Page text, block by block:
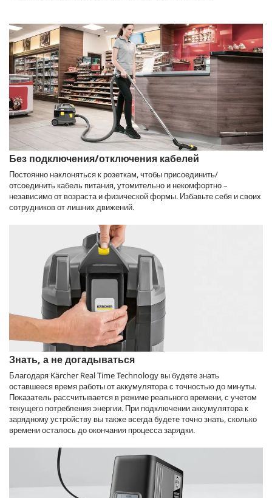
Без подключения/отключения кабелей
Постоянно наклоняться к розеткам, чтобы присоединить/
отсоединить кабель питания, утомительно и некомфортно –
независимо от возраста и физической формы. Избавьте себя и своих
сотрудников от лишних движений.
Знать, а не догадываться
Благодаря Kärcher Real Time Technology вы будете знать
оставшееся время работы от аккумулятора с точностью до минуты.
Показатель рассчитывается в режиме реального времени, с учетом
текущего потребления энергии. При подключении аккумулятора к
зарядному устройству вы также всегда будете точно знать, сколько
времени осталось до окончания процесса зарядки.